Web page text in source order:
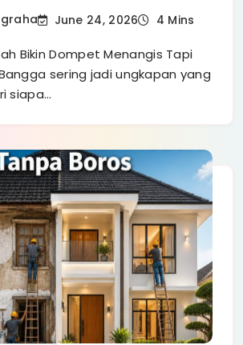
June 24, 2026 4 Mins
Bikin Dompet Menangis Tapi
sering jadi ungkapan yang
siapa…